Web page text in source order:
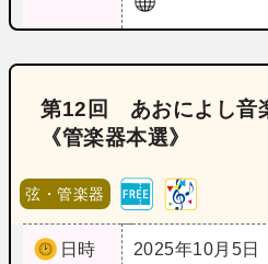
第12回 あおによし音
《管楽器本選》
弦・管楽器
日時
2025年10月5日